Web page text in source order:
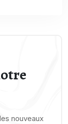
nouveaux